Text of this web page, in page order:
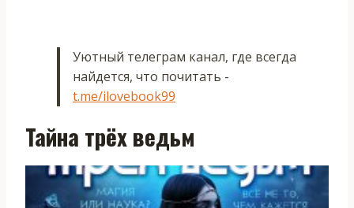
Уютный телеграм канал, где всегда
найдется, что почитать -
t.me/ilovebook99
Тайна трёх ведьм